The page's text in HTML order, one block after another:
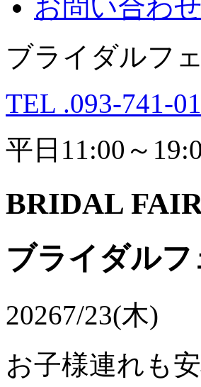
お問い合わせ
ブライダルフ
TEL .093-741-
平日11:00～
BRIDAL
ブライダルフ
20267/23(木)
お子様連れも